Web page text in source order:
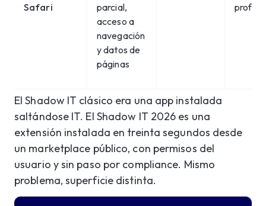
Safari
parcial,
acceso a
navegación
y datos de
páginas
profile
El Shadow IT clásico era una app instalada
saltándose IT. El Shadow IT 2026 es una
extensión instalada en treinta segundos desde
un marketplace público, con permisos del
usuario y sin paso por compliance. Mismo
problema, superficie distinta.